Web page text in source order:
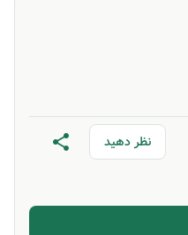
نظر دهید